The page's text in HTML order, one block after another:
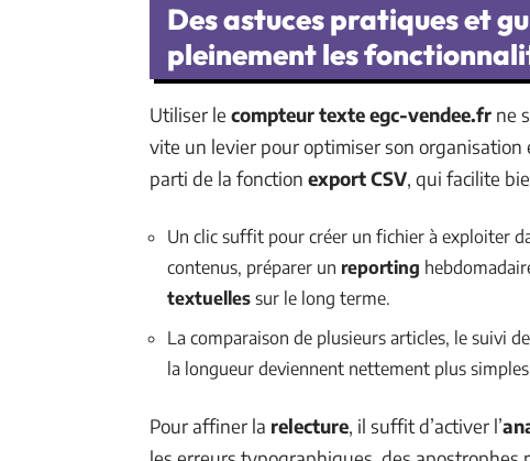
Des astuces pratiques et
pleinement les
Utiliser le compteur texte egc-vendee.fr ne
vite un levier pour optimiser son
parti de la fonction export CSV, qui facilite
Un clic suffit pour créer un fichier à exploiter
contenus, préparer un reporting
textuelles sur le long terme.
La comparaison de plusieurs articles, le suivi
la longueur deviennent nettement plus
Pour affiner la relecture, il suffit d’activer l’